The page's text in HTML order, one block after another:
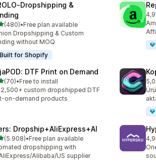
&
yıldız üzerinden
(480)
480 değerlendirme
•Free plan available
Dropshipping & Custom
without MOQ
Built for Shopify
4,9
DTF Print on Demand
yıldız üzerinden
(70)70 değerlendirme
•Free to install
2,500+ custom dropshipped DTF
on-demand products
5,0
Dropship+AliExpress+AI
yıldız üzerinden
(5.908)
5908 değerlendirme
•Free plan available
dropshipping with
Alibaba/US supplier
4,9